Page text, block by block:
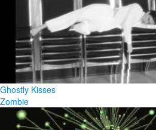
Ghostly Kisses
Zombie